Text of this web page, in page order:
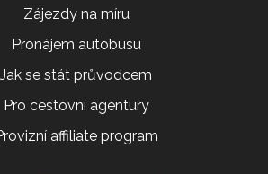
Zájezdy na míru
Pronájem autobusu
Jak se stát průvodcem
Pro cestovní agentury
affiliate program